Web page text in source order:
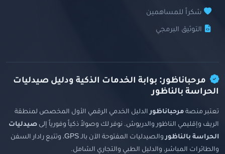
شكراً للمساهمين
التوثيق البرمجي
مرحباناظور: بوابة الخدمات الذكية ودليل صيدليات
الحراسة بالناظور
تعتبر منصة مرحباناظورالدليل الخدمي الرقمي الأول المخصص لمنطقة
الريف وإقليمي الناظور والدريوش. نوفر لك وصولاً ذكياً وفورياً إلى صيدليات
الحراسة بالناظور
والصيدليات المفتوحة الآن بالـ GPS، وتتبع رادار السفن
والطائرات المباشر، والدليل الطبي والتجاري الشامل.